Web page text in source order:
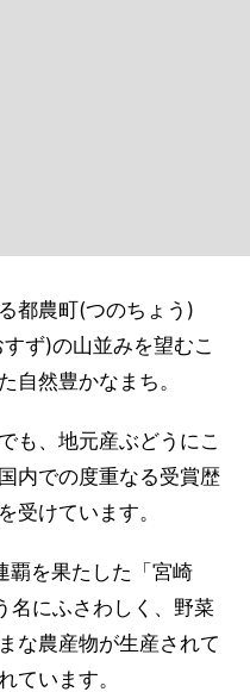
都農町(つのちょう)
ず)の山並みを望むこ
自然豊かなまち。
も、地元産ぶどうにこ
内での度重なる受賞歴
受けています。
覇を果たした「宮崎
名にふさわしく、野菜
な農産物が生産されて
ています。